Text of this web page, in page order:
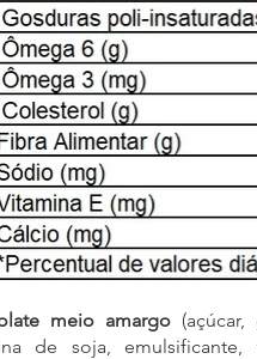
meio amargo
de soja,